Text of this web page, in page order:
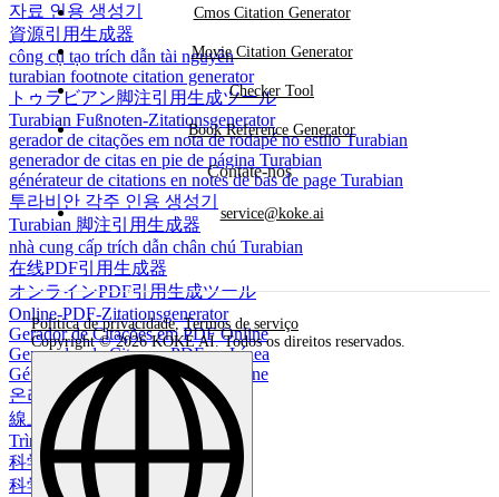
자료 인용 생성기
資源引用生成器
công cụ tạo trích dẫn tài nguyên
turabian footnote citation generator
トゥラビアン脚注引用生成ツール
Turabian Fußnoten-Zitationsgenerator
gerador de citações em nota de rodapé no estilo Turabian
generador de citas en pie de página Turabian
générateur de citations en notes de bas de page Turabian
투라비안 각주 인용 생성기
Turabian 脚注引用生成器
nhà cung cấp trích dẫn chân chú Turabian
在线PDF引用生成器
オンラインPDF引用生成ツール
Online-PDF-Zitationsgenerator
Gerador de Citações em PDF Online
Generador de Citas en PDF en Línea
Générateur de citations PDF en ligne
온라인 PDF 인용 생성기
線上PDF引用生成器
Trình tạo trích dẫn PDF trực tuyến
科学引文格式生成器
科学引用形式生成器
Cmos Citation Generator
Movie Citation Generator
Checker Tool
Book Reference Generator
Contate-nos
service@koke.ai
Política de privacidade,Termos de serviço
Copyright © 2026 KOKE AI. Todos os direitos reservados.